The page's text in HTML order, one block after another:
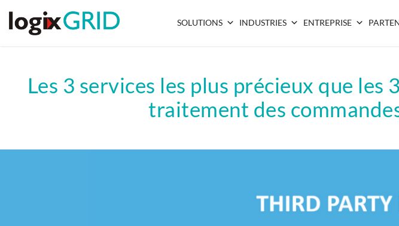
SOLUTIONS INDUSTRIES ENTREPRISE
Les 3 services les plus précieux que
traitement des